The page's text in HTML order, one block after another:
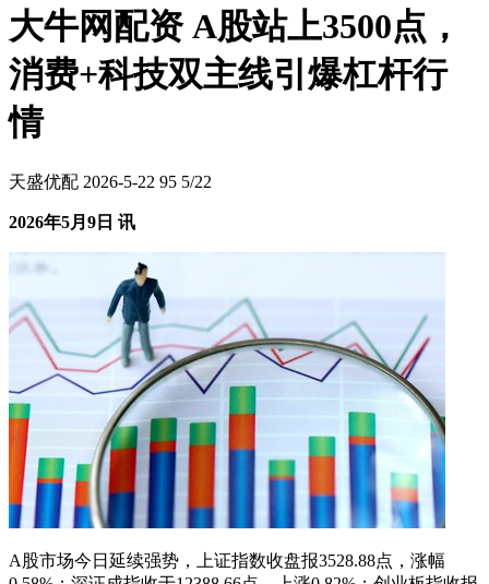
大牛网配资 A股站上3500点，
消费+科技双主线引爆杠杆行
情
天盛优配 2026-5-22 95 5/22
2026年5月9日 讯
A股市场今日延续强势，上证指数收盘报3528.88点，涨幅